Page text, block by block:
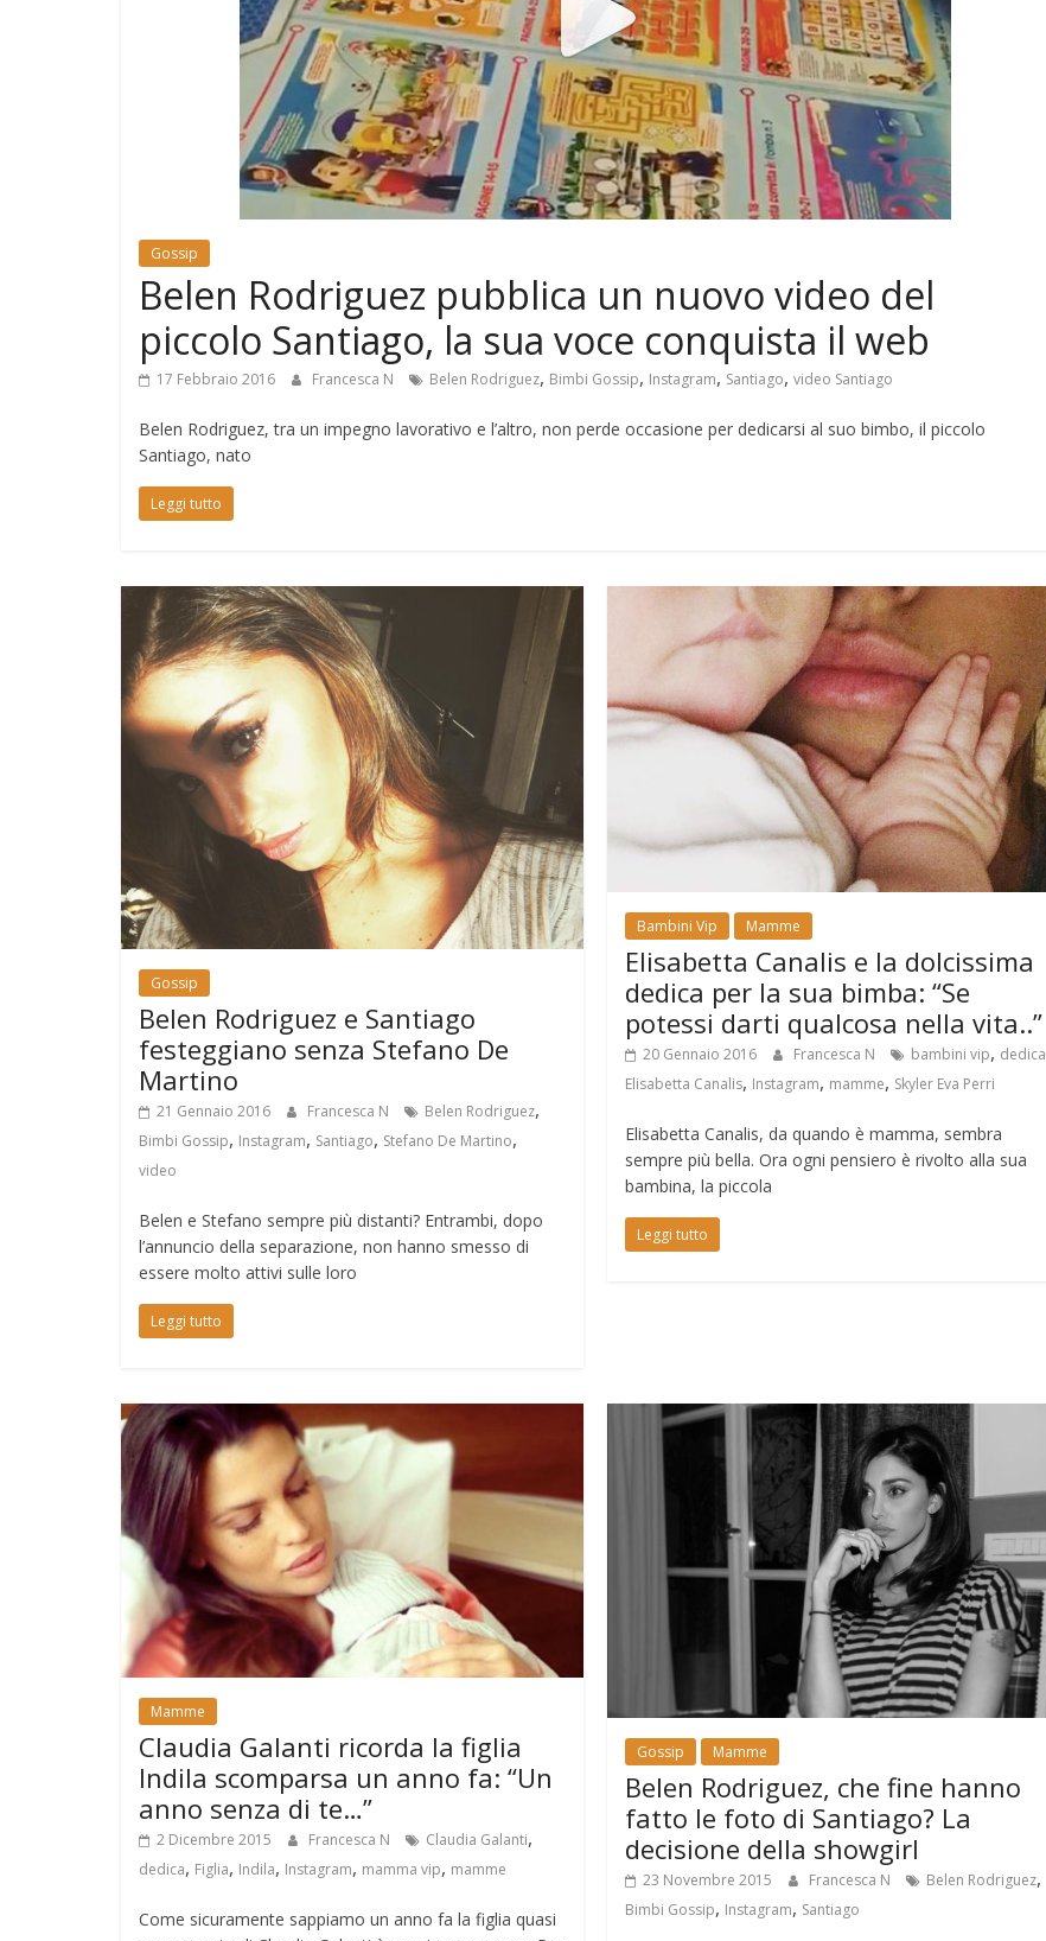
Gossip
Belen Rodriguez pubblica un nuovo video del
piccolo Santiago, la sua voce conquista il web
17 Febbraio 2016 Francesca N Belen Rodriguez, Bimbi Gossip, Instagram, Santiago, video Santiago
Belen Rodriguez, tra un impegno lavorativo e l’altro, non perde occasione per dedicarsi al suo bimbo, il piccolo
Santiago, nato
Leggi tutto
Gossip
Belen Rodriguez e Santiago
festeggiano senza Stefano De
Martino
21 Gennaio 2016 Francesca N Belen Rodriguez,
Bimbi Gossip, Instagram, Santiago, Stefano De Martino,
video
Belen e Stefano sempre più distanti? Entrambi, dopo
l’annuncio della separazione, non hanno smesso di
essere molto attivi sulle loro
Leggi tutto
Bambini Vip Mamme
Elisabetta Canalis e la dolcissima
dedica per la sua bimba: “Se
potessi darti qualcosa nella vita..”
20 Gennaio 2016 Francesca N bambini vip, dedica
Elisabetta Canalis, Instagram, mamme, Skyler Eva Perri
Elisabetta Canalis, da quando è mamma, sembra
sempre più bella. Ora ogni pensiero è rivolto alla sua
bambina, la piccola
Leggi tutto
Mamme
Claudia Galanti ricorda la figlia
Indila scomparsa un anno fa: “Un
anno senza di te…”
2 Dicembre 2015 Francesca N Claudia Galanti,
dedica, Figlia, Indila, Instagram, mamma vip, mamme
Come sicuramente sappiamo un anno fa la figlia quasi
Gossip Mamme
Belen Rodriguez, che fine hanno
fatto le foto di Santiago? La
decisione della showgirl
23 Novembre 2015 Francesca N Belen Rodriguez,
Bimbi Gossip, Instagram, Santiago